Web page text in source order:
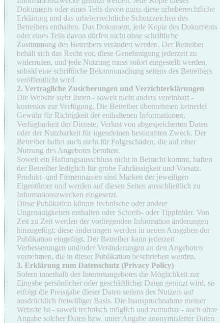
Dokuments oder eines Teils davon muss diese urheberrechtliche
Erklärung und das urheberrechtliche Schutzzeichen des
Betreibers enthalten. Das Dokument, jede Kopie des Dokuments
oder eines Teils davon dürfen nicht ohne schriftliche
Zustimmung des Betreibers verändert werden. Der Betreiber
behält sich das Recht vor, diese Genehmigung jederzeit zu
widerrufen, und jede Nutzung muss sofort eingestellt werden,
sobald eine schriftliche Bekanntmachung seitens des Betreibers
veröffentlicht wird.
2. Vertragliche Zusicherungen und Verzichterklärungen
Die Website steht Ihnen - soweit nicht anders vereinbart -
kostenlos zur Verfügung. Die Betreiber übernehmen keinerlei
Gewähr für Richtigkeit der enthaltenen Informationen,
Verfügbarkeit der Dienste, Verlust von abgespeicherten Daten
oder der Nutzbarkeit für irgendeinen bestimmten Zweck. Der
Betreiber haftet auch nicht für Folgeschäden, die auf einer
Nutzung des Angebotes beruhen.
Soweit ein Haftungsausschluss nicht in Betracht kommt, haften
der Betreiber lediglich für grobe Fahrlässigkeit und Vorsatz.
Produkt- und Firmennamen sind Marken der jeweiligen
Eigentümer und werden auf diesen Seiten ausschließlich zu
Informationszwecken eingesetzt.
Diese Publikation könnte technische oder andere
Ungenauigkeiten enthalten oder Schreib- oder Tippfehler. Von
Zeit zu Zeit werden der vorliegenden Information änderungen
hinzugefügt; diese änderungen werden in neuen Ausgaben der
Publikation eingefügt. Der Betreiber kann jederzeit
Verbesserungen und/oder Veränderungen an den Angeboten
vornehmen, die in dieser Publikation beschrieben werden.
3. Erklärung zum Datenschutz (Privacy Policy)
Sofern innerhalb des Internetangebotes die Möglichkeit zur
Eingabe persönlicher oder geschäftlicher Daten genutzt wird, so
erfolgt die Preisgabe dieser Daten seitens des Nutzers auf
ausdrücklich freiwilliger Basis. Die Inanspruchnahme meiner
Website ist - soweit technisch möglich und zumutbar - auch ohne
Angabe solcher Daten bzw. unter Angabe anonymisierter Daten